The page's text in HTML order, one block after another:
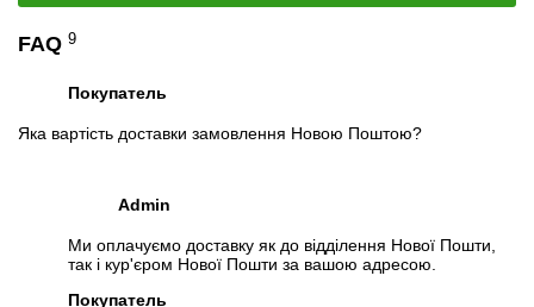
FAQ 9
Покупатель
Яка вартість доставки замовлення Новою Поштою?
Admin
Ми оплачуємо доставку як до відділення Нової Пошти,
так і кур'єром Нової Пошти за вашою адресою.
Покупатель